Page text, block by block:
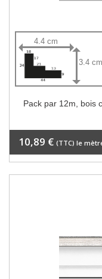
4.4 cm
3.4 cm
Pack par 12m, bois
10,89 € (TTC) le